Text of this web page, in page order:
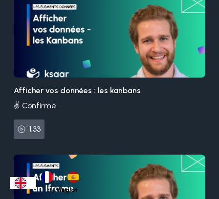
Afficher vos données : les kanbans
✌️ Confirmé
1:33
byWeglot